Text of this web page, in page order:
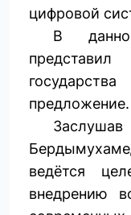
цифровой
В
предложение.
ведётся
внедрению